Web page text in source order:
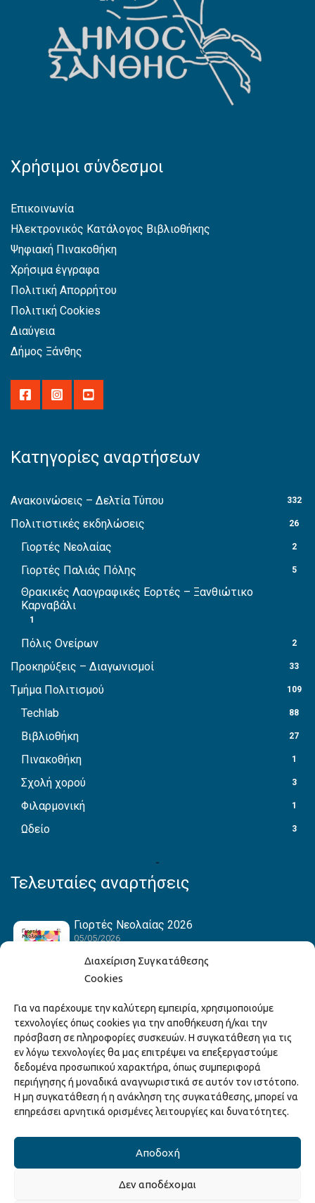
Διαχείριση Συγκατάθεσης
Cookies
Για να παρέχουμε την καλύτερη εμπειρία, χρησιμοποιούμε
τεχνολογίες όπως cookies για την αποθήκευση ή/και την
πρόσβαση σε πληροφορίες συσκευών. Η συγκατάθεση για τις
εν λόγω τεχνολογίες θα μας επιτρέψει να επεξεργαστούμε
δεδομένα προσωπικού χαρακτήρα, όπως συμπεριφορά
περιήγησης ή μοναδικά αναγνωριστικά σε αυτόν τον ιστότοπο.
Η μη συγκατάθεση ή η ανάκληση της συγκατάθεσης, μπορεί να
επηρεάσει αρνητικά ορισμένες λειτουργίες και δυνατότητες.
Αποδοχή
Δεν αποδέχομαι
Χρήσιμοι σύνδεσμοι
Επικοινωνία
Ηλεκτρονικός Κατάλογος Βιβλιοθήκης
Ψηφιακή Πινακοθήκη
Χρήσιμα έγγραφα
Πολιτική Απορρήτου
Πολιτική Cookies
Διαύγεια
Δήμος Ξάνθης
Κατηγορίες αναρτήσεων
Ανακοινώσεις – Δελτία Τύπου 332
Πολιτιστικές εκδηλώσεις 26
Γιορτές Νεολαίας 2
Γιορτές Παλιάς Πόλης 5
Θρακικές Λαογραφικές Εορτές – Ξανθιώτικο
Καρναβάλι
1
Πόλις Ονείρων 2
Προκηρύξεις – Διαγωνισμοί 33
Τμήμα Πολιτισμού 109
Techlab 88
Βιβλιοθήκη 27
Πινακοθήκη 1
Σχολή χορού 3
Φιλαρμονική 1
Ωδείο 3
Τελευταίες αναρτήσεις
Γιορτές Νεολαίας 2026
05/05/2026
Hack the Match: Γνωρίζοντας τα Αμερικανικά
Αθλήματα! Δημιουργώντας το Δικό σου
Game Story!
22/04/2026
Ξάνθη – Πόλις Ονείρων Μουσικών Σχολείων
2026
15/04/2026